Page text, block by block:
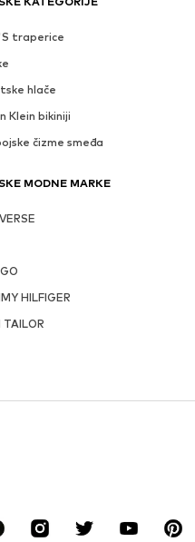
traperice
hlače
Klein bikiniji
čizme smeđa
MODNE MARKE
HILFIGER
TAILOR